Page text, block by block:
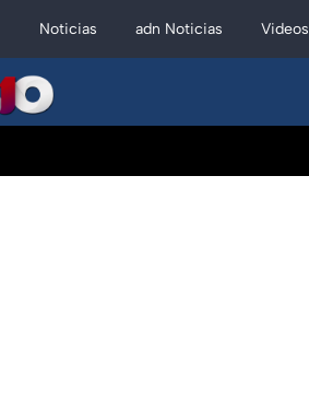
Noticias adn Noticias Videos